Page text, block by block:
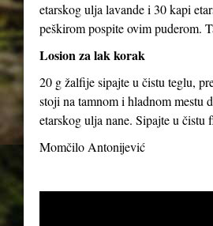
etarskog ulja lavande i 30 kapi
peškirom pospite ovim puderom.
Losion za lak korak
20 g žalfije sipajte u čistu teglu,
stoji na tamnom i hladnom mestu
etarskog ulja nane. Sipajte u
Momčilo Antonijević